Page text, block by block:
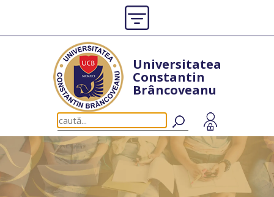
Universitatea
Constantin
Brâncoveanu